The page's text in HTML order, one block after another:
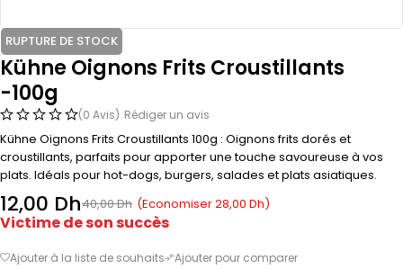
RUPTURE DE STOCK
Kühne Oignons Frits Croustillants
-100g
(0 Avis) Rédiger un avis
Kühne Oignons Frits Croustillants 100g : Oignons frits dorés et
croustillants, parfaits pour apporter une touche savoureuse à vos
plats. Idéals pour hot-dogs, burgers, salades et plats asiatiques.
40,00Dh
12,00 Dh (Economiser28,00 Dh)
Victime de son succès